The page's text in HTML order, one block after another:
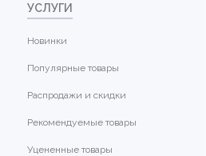
УСЛУГИ
Новинки
Популярные товары
Распродажи и скидки
Рекомендуемые товары
Уцененные товары